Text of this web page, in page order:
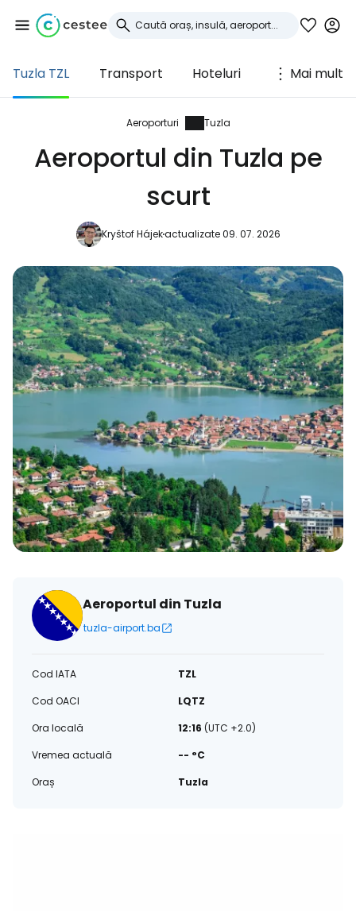
Tuzla TZL Transport Hoteluri Mai mult
Aeroporturi Tuzla
Aeroportul din Tuzla pe
scurt
Kryštof Hájekactualizate 09. 07. 2026
Aeroportul din Tuzla
tuzla-airport.ba
Cod IATA
TZL
Cod OACI
LQTZ
Ora locală
12:16 (UTC +2.0)
Vremea actuală
-- °C
Oraș
Tuzla
Conectați-vă la
Cestee
... comunitatea mondială a călătorilor
Continuați cu Facebook
Continuați cu e-mailul